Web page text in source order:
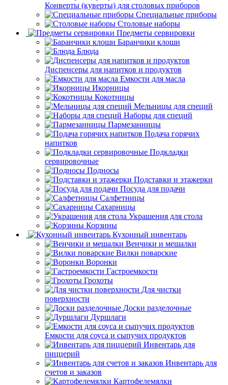
Конверты (куверты) для столовых приборов
Специальные приборы
Столовые наборы
Предметы сервировки
Баранчики клоши
Блюда
Диспенсеры для напитков и продуктов
Емкости для масла
Икорницы
Кокотницы
Мельницы для специй
Наборы для специй
Пармезанницы
Подача горячих
напитков
Подкладки
сервировочные
Подносы
Подставки и этажерки
Посуда для подачи
Салфетницы
Сахарницы
Украшения для стола
Корзины
Кухонный инвентарь
Венчики и мешалки
Вилки поварские
Воронки
Гастроемкости
Грохоты
Для чистки
поверхности
Доски разделочные
Дуршлаги
Емкости для соуса и сыпучих продуктов
Инвентарь для
пиццерий
Инвентарь для
счетов и заказов
Картофелемялки